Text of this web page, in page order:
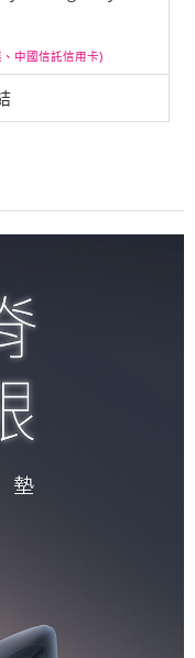
中國信託信用卡)